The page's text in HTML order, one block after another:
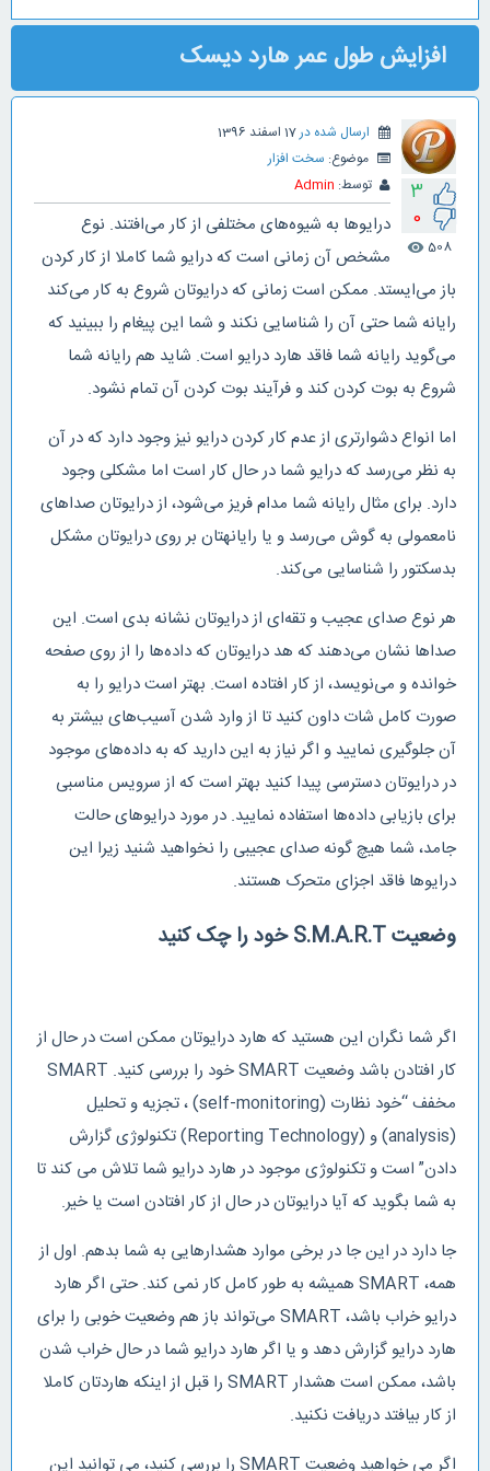
افزایش طول عمر هارد دیسک
3
0
508
visibility
ارسال شده در17 اسفند 1396
موضوع: سخت افزار
توسط: Admin
درایو‌ها به شیوه‌های مختلفی از کار می‌افتند. نوع
مشخص آن زمانی است که درایو شما کاملا از کار کردن
باز می‌ایستد. ممکن است زمانی که درایوتان شروع به کار می‌کند
رایانه شما حتی آن را شناسایی نکند و شما این پیغام را ببینید که
می‌گوید رایانه شما فاقد هارد درایو است. شاید هم رایانه شما
شروع به بوت کردن ‌کند و فرآیند بوت کردن آن تمام نشود.
اما انواع دشوارتری از عدم کار کردن درایو نیز وجود دارد که در آن
به نظر می‌رسد که درایو شما در حال کار است اما مشکلی وجود
دارد. برای مثال رایانه شما مدام فریز می‌شود، از درایوتان صداهای
نامعمولی به گوش می‌رسد و یا رایانهتان بر روی درایوتان مشکل
بدسکتور را شناسایی می‌کند.
هر نوع صدای عجیب و تقه‌ای از درایوتان نشانه بدی است. این
صداها نشان می‌دهند که هد درایوتان که داده‌ها را از روی صفحه
خوانده و می‌نویسد، از کار افتاده است. بهتر است درایو را به
صورت کامل شات داون کنید تا از وارد شدن آسیب‌های بیشتر به
آن جلوگیری نمایید و اگر نیاز به این دارید که به داده‌های موجود
در درایوتان دسترسی پیدا کنید بهتر است که از سرویس مناسبی
برای بازیابی داده‌ها استفاده نمایید. در مورد درایوهای حالت
جامد، شما هیچ گونه صدای عجیبی را نخواهید شنید زیرا این
درایوها فاقد اجزای متحرک هستند.
وضعیت S.M.A.R.T خود را چک کنید
اگر شما نگران این هستید که هارد درایو‌تان ممکن است در حال از
کار افتادن باشد وضعیت SMART خود را بررسی کنید. SMART
مخفف “خود نظارت (self-monitoring) ، تجزیه و تحلیل
(analysis) و (Reporting Technology) تکنولوژی گزارش
دادن” است و تکنولوژی موجود در هارد درایو شما تلاش می کند تا
به شما بگوید که آیا درایو‌تان در حال از کار افتادن است یا خیر.
جا دارد در این جا در برخی موارد هشدارهایی به شما بدهم. اول از
همه، SMART همیشه به طور کامل کار نمی کند. حتی اگر هارد
درایو خراب باشد، SMART می‌تواند باز هم وضعیت خوبی را برای
هارد درایو گزارش دهد و یا اگر هارد درایو شما در حال خراب شدن
باشد، ممکن است هشدار SMART را قبل از اینکه هاردتان کاملا
از کار بیافتد دریافت نکنید.
اگر می خواهید وضعیت SMART را بررسی کنید، می توانید این